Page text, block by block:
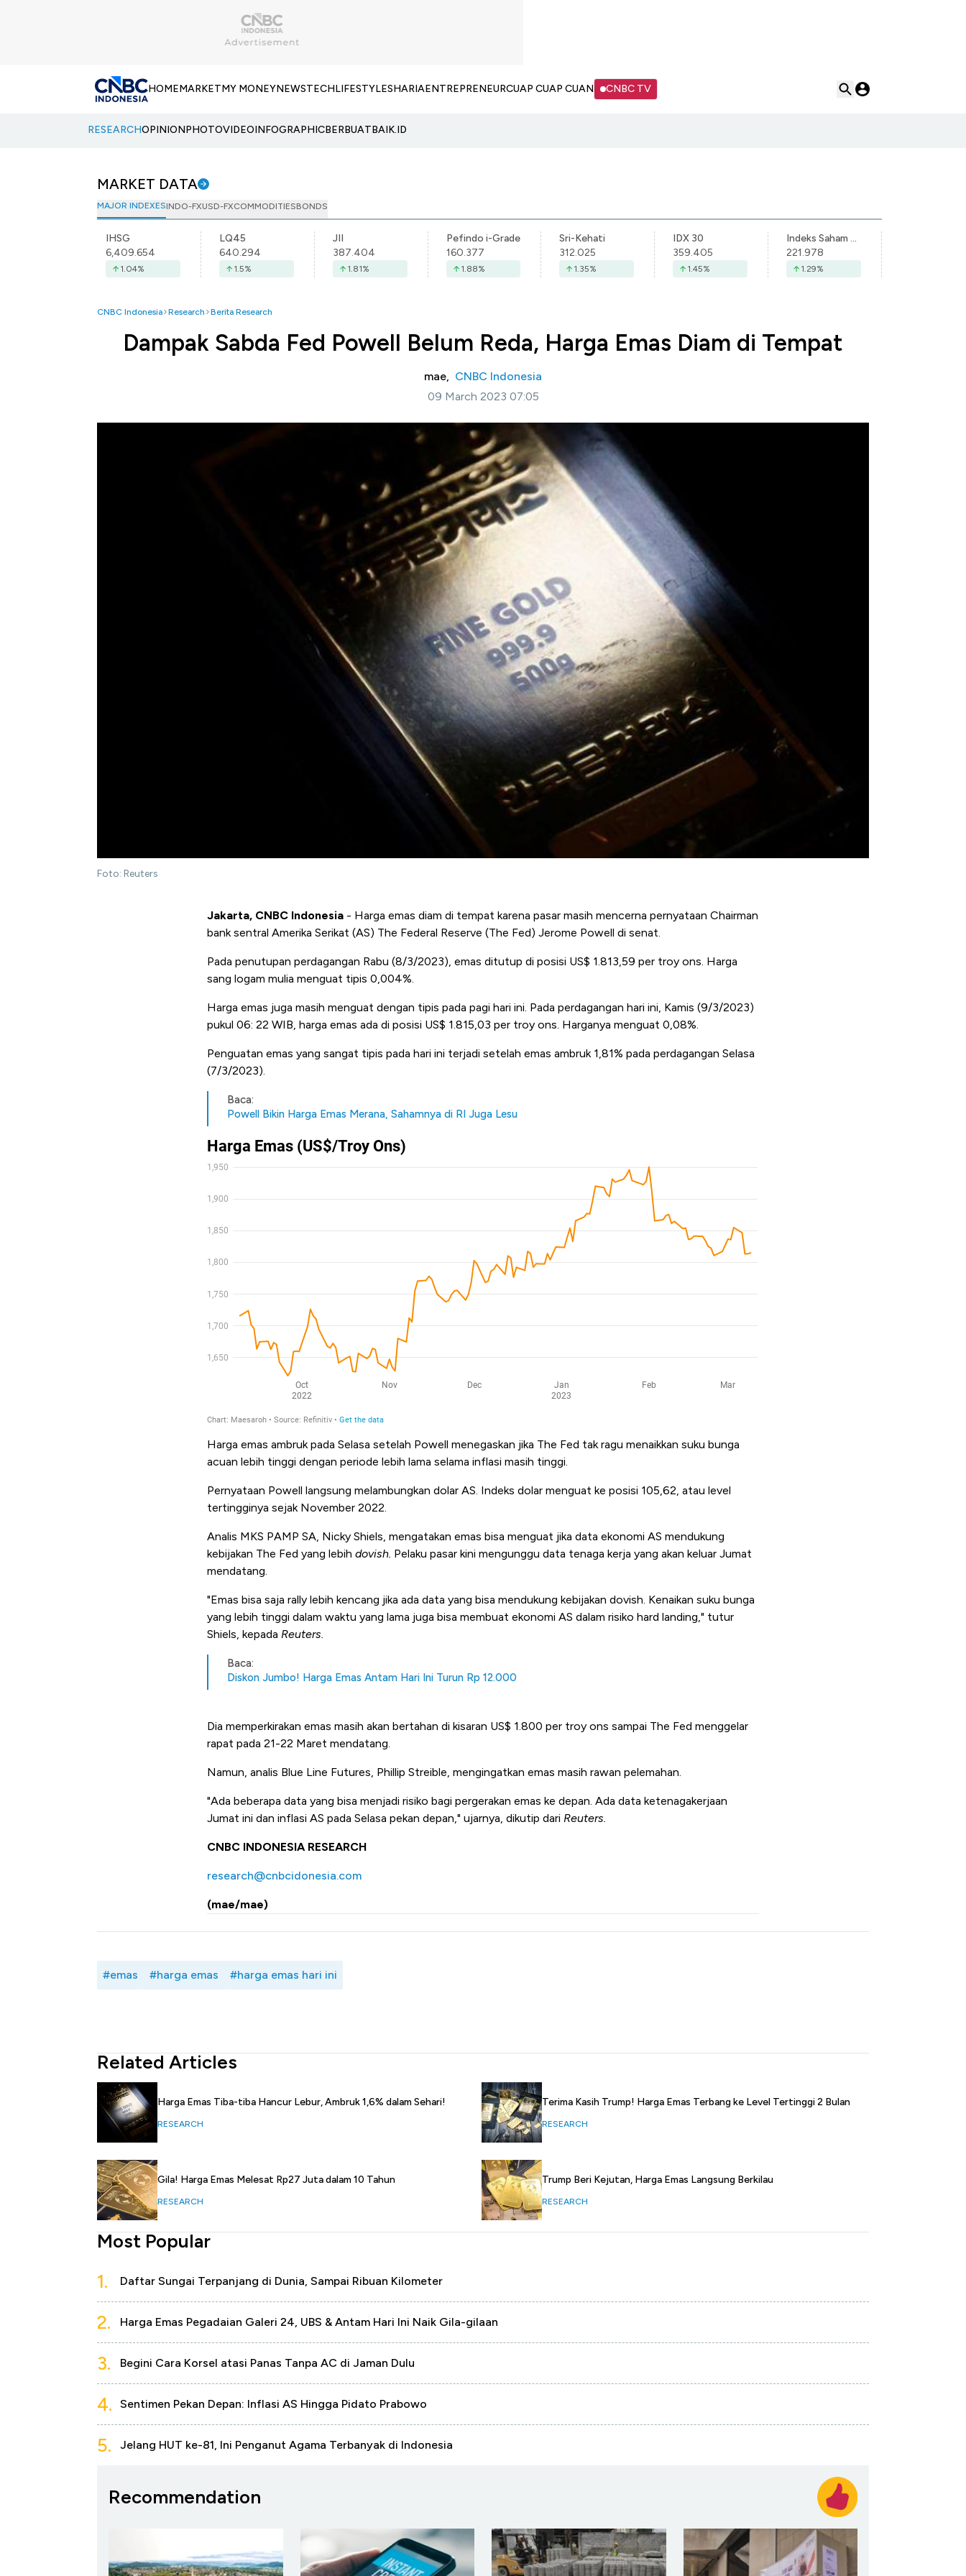
HOMEMARKETMY MONEYNEWSTECHLIFESTYLESHARIAENTREPRENEURCUAP CUAP CUAN CNBC TV
RESEARCHOPINIONPHOTOVIDEOINFOGRAPHICBERBUATBAIK.ID
MARKET DATA
MAJOR INDEXESINDO-FXUSD-FXCOMMODITIESBONDS
IHSG
6,409.654
1.04%
LQ45
640.294
1.5%
JII
387.404
1.81%
Pefindo i-Grade
160.377
1.88%
Sri-Kehati
312.025
1.35%
IDX 30
359.405
1.45%
Indeks Saham Syariah Indonesia
221.978
1.29%
CNBC Indonesia Research Berita Research
Dampak Sabda Fed Powell Belum Reda, Harga Emas Diam di Tempat
mae, CNBC Indonesia
09 March 2023 07:05
Foto: Reuters
Jakarta, CNBC Indonesia - Harga emas diam di tempat karena pasar masih mencerna pernyataan Chairman
bank sentral Amerika Serikat (AS) The Federal Reserve (The Fed) Jerome Powell di senat.
Pada penutupan perdagangan Rabu (8/3/2023), emas ditutup di posisi US$ 1.813,59 per troy ons. Harga
sang logam mulia menguat tipis 0,004%.
Harga emas juga masih menguat dengan tipis pada pagi hari ini. Pada perdagangan hari ini, Kamis (9/3/2023)
pukul 06: 22 WIB, harga emas ada di posisi US$ 1.815,03 per troy ons. Harganya menguat 0,08%.
Penguatan emas yang sangat tipis pada hari ini terjadi setelah emas ambruk 1,81% pada perdagangan Selasa
(7/3/2023).
Baca:
Powell Bikin Harga Emas Merana, Sahamnya di RI Juga Lesu
Harga emas ambruk pada Selasa setelah Powell menegaskan jika The Fed tak ragu menaikkan suku bunga
acuan lebih tinggi dengan periode lebih lama selama inflasi masih tinggi.
Pernyataan Powell langsung melambungkan dolar AS. Indeks dolar menguat ke posisi 105,62, atau level
tertingginya sejak November 2022.
Analis MKS PAMP SA, Nicky Shiels, mengatakan emas bisa menguat jika data ekonomi AS mendukung
kebijakan The Fed yang lebih dovish. Pelaku pasar kini mengunggu data tenaga kerja yang akan keluar Jumat
mendatang.
"Emas bisa saja rally lebih kencang jika ada data yang bisa mendukung kebijakan dovish. Kenaikan suku bunga
yang lebih tinggi dalam waktu yang lama juga bisa membuat ekonomi AS dalam risiko hard landing," tutur
Shiels, kepada Reuters.
Baca:
Diskon Jumbo! Harga Emas Antam Hari Ini Turun Rp 12.000
Dia memperkirakan emas masih akan bertahan di kisaran US$ 1.800 per troy ons sampai The Fed menggelar
rapat pada 21-22 Maret mendatang.
Namun, analis Blue Line Futures, Phillip Streible, mengingatkan emas masih rawan pelemahan.
"Ada beberapa data yang bisa menjadi risiko bagi pergerakan emas ke depan. Ada data ketenagakerjaan
Jumat ini dan inflasi AS pada Selasa pekan depan," ujarnya, dikutip dari Reuters.
CNBC INDONESIA RESEARCH
research@cnbcidonesia.com
(mae/mae)
#emas #harga emas #harga emas hari ini
Related Articles
Harga Emas Tiba-tiba Hancur Lebur, Ambruk 1,6% dalam Sehari!
RESEARCH
Gila! Harga Emas Melesat Rp27 Juta dalam 10 Tahun
RESEARCH
Terima Kasih Trump! Harga Emas Terbang ke Level Tertinggi 2 Bulan
RESEARCH
Trump Beri Kejutan, Harga Emas Langsung Berkilau
RESEARCH
Most Popular
1.
Daftar Sungai Terpanjang di Dunia, Sampai Ribuan Kilometer
2. Harga Emas Pegadaian Galeri 24, UBS & Antam Hari Ini Naik Gila-gilaan
3. Begini Cara Korsel atasi Panas Tanpa AC di Jaman Dulu
4. Sentimen Pekan Depan: Inflasi AS Hingga Pidato Prabowo
5. Jelang HUT ke-81, Ini Penganut Agama Terbanyak di Indonesia
Recommendation